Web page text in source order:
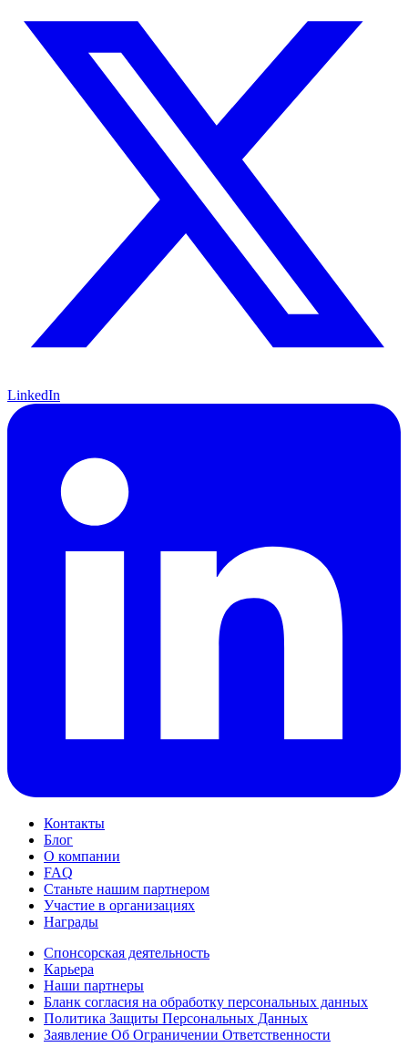
LinkedIn
Контакты
Блог
О компании
FAQ
Станьте нашим партнером
Участие в организациях
Награды
Спонсорская деятельность
Карьера
Наши партнеры
Бланк согласия на обработку персональных данных
Политика Защиты Персональных Данных
Заявление Об Ограничении Ответственности